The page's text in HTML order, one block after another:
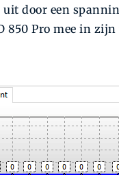
door een
850 Pro mee in